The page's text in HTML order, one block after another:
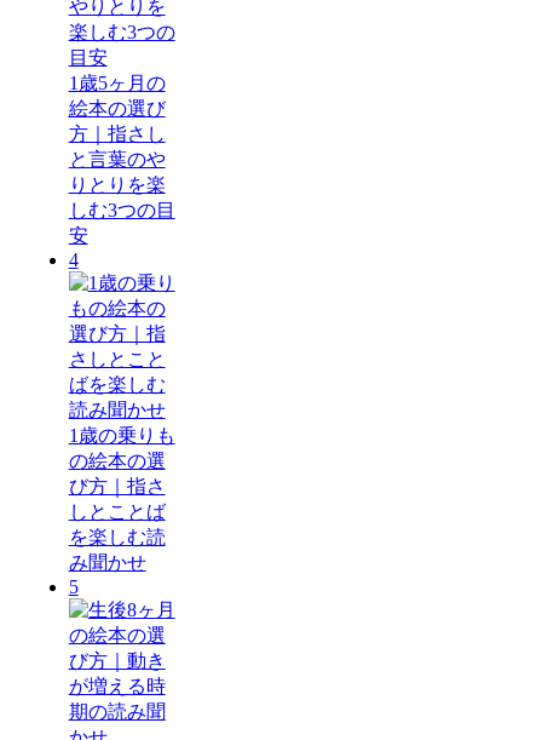
1歳5ヶ月の
絵本の選び
方｜指さし
と言葉のや
りとりを楽
しむ3つの目
安
4
1歳の乗りも
の絵本の選
び方｜指さ
しとことば
を楽しむ読
み聞かせ
5